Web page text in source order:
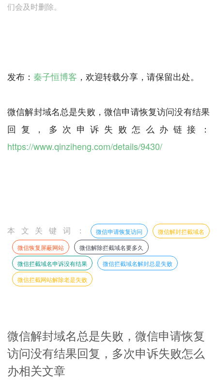
们会及时删除。
发布： 秦子恒博客 ，欢迎转载分享，请保留出处。
微信解封域名总是失败，微信申请恢复访问没有结果
回复，多次申诉失败怎么办链接：
https://www.qinziheng.com/details/9430/
本文关键词： 微信申请恢复访问
微信解封拦截域名
微信恢复屏蔽网站
微信解除拦截域名要多久
微信拦截域名申诉没有结果
微信拦截域名解封总是失败
微信拦截网站解除老是失败
微信解封域名总是失败，微信申请恢复
访问没有结果回复，多次申诉失败怎么
办相关文章